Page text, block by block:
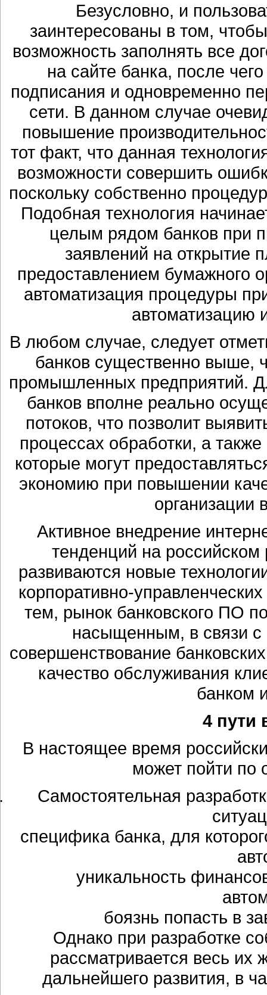
Безусловно, и
заинтересованы в том,
возможность заполнять все
на сайте банка, после
подписания и одновременно
сети. В данном случае
повышение
тот факт, что данная
возможности совершить
поскольку собственно
Подобная технология
целым рядом банков при
заявлений на открытие
предоставлением бумажного
автоматизация процедуры
автоматизацию
В любом случае, следует
банков существенно выше,
промышленных предприятий.
банков вполне реально
потоков, что позволит
процессах обработки, а
которые могут
экономию при повышении
организации
Активное внедрение
тенденций на
развиваются новые
корпоративно-
тем, рынок банковского ПО
насыщенным, в связи с
совершенствование
качество обслуживания
банком
4 пути
В настоящее время
может пойти по
Самостоятельная
специфика банка, для
уникальность
боязнь попасть в
Однако при разработке
рассматривается весь их
дальнейшего развития, в